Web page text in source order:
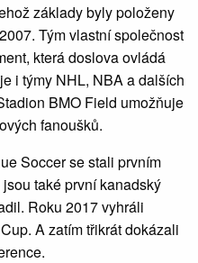
základy byly položeny
Tým vlastní společnost
která doslova ovládá
i týmy NHL, NBA a dalších
BMO Field umožňuje
fanoušků.
Soccer se stali prvním
také první kanadský
Roku 2017 vyhráli
A zatím třikrát dokázali